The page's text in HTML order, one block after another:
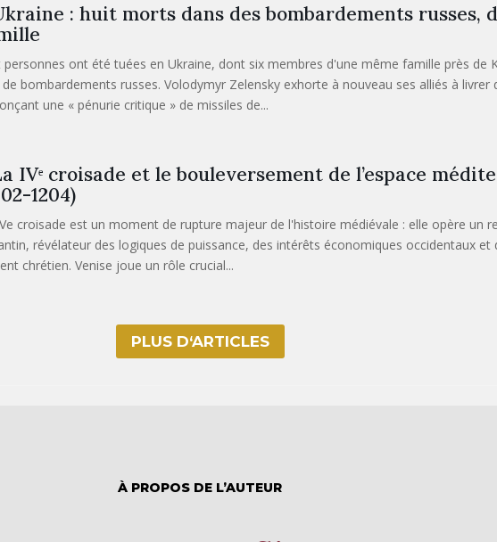
: huit morts dans des bombardements russes,
personnes ont été tuées en Ukraine, dont six membres d'une même famille près de
bombardements russes. Volodymyr Zelensky exhorte à nouveau ses alliés à livrer
une « pénurie critique » de missiles de...
IVᵉ croisade et le bouleversement de l’espace
1204)
croisade est un moment de rupture majeur de l'histoire médiévale : elle opère un
révélateur des logiques de puissance, des intérêts économiques occidentaux
chrétien. Venise joue un rôle crucial...
PLUS D‘ARTICLES
À PROPOS DE L’AUTEUR